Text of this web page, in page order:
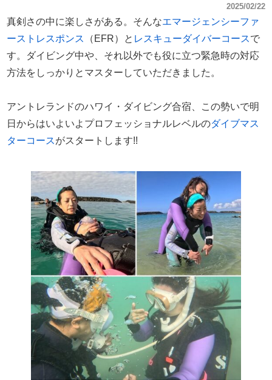
2025/02/22
真剣さの中に楽しさがある。そんなエマージェンシーファ
ーストレスポンス
（EFR）と レスキューダイバーコースで
す。ダイビング中や、それ以外でも役に立つ緊急時の対応
方法をしっかりとマスターしていただきました。
アントレランドのハワイ・ダイビング合宿、この勢いで明
日からはいよいよプロフェッショナルレベルのダイブマス
ターコースがスタートします!!